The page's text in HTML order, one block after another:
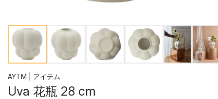
AYTM | アイテム
Uva 花瓶 28 cm